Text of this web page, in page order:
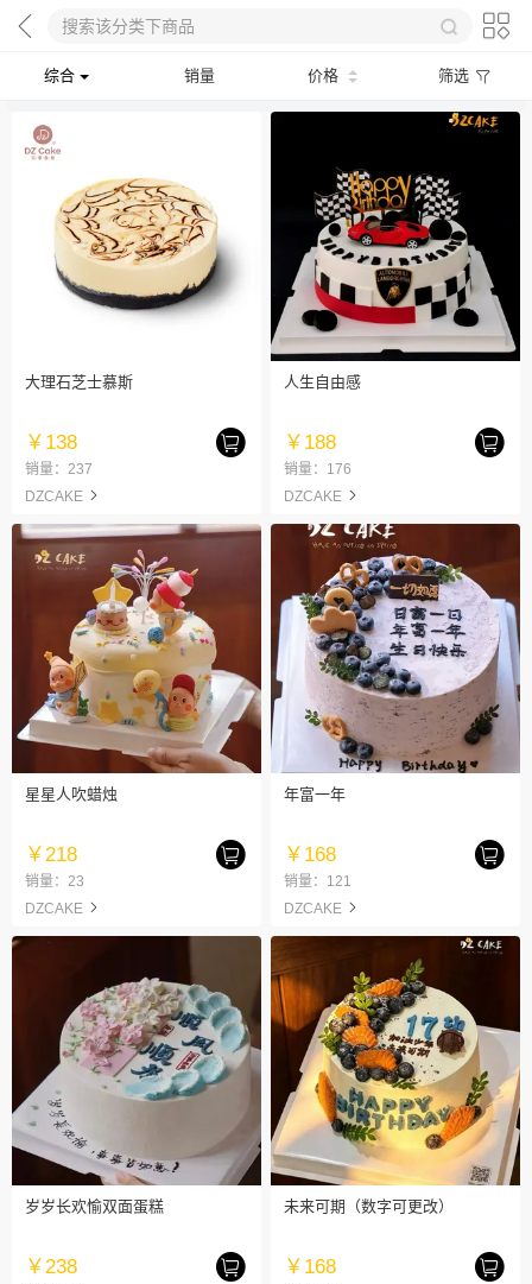
综合 销量 价格 筛选
大理石芝士慕斯
￥138
销量：237
DZCAKE
人生自由感
￥188
销量：176
DZCAKE
星星人吹蜡烛
￥218
销量：23
DZCAKE
年富一年
￥168
销量：121
DZCAKE
岁岁长欢愉双面蛋糕
￥238
未来可期（数字可更改）
￥168